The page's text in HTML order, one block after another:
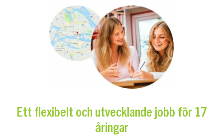
Ett flexibelt och utvecklande jobb för 17
åringar